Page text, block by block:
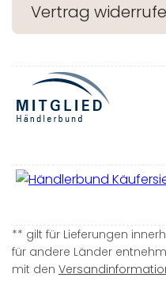
Vertrag
** gilt für Lieferungen
für andere Länder
mit den